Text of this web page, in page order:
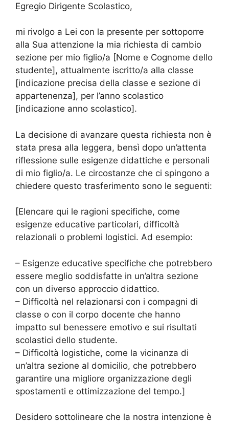
Egregio Dirigente Scolastico,
mi rivolgo a Lei con la presente per sottoporre
alla Sua attenzione la mia richiesta di cambio
sezione per mio figlio/a [Nome e Cognome dello
studente], attualmente iscritto/a alla classe
[indicazione precisa della classe e sezione di
appartenenza], per l’anno scolastico
[indicazione anno scolastico].
La decisione di avanzare questa richiesta non è
stata presa alla leggera, bensì dopo un’attenta
riflessione sulle esigenze didattiche e personali
di mio figlio/a. Le circostanze che ci spingono a
chiedere questo trasferimento sono le seguenti:
[Elencare qui le ragioni specifiche, come
esigenze educative particolari, difficoltà
relazionali o problemi logistici. Ad esempio:
– Esigenze educative specifiche che potrebbero
essere meglio soddisfatte in un’altra sezione
con un diverso approccio didattico.
– Difficoltà nel relazionarsi con i compagni di
classe o con il corpo docente che hanno
impatto sul benessere emotivo e sui risultati
scolastici dello studente.
– Difficoltà logistiche, come la vicinanza di
un’altra sezione al domicilio, che potrebbero
garantire una migliore organizzazione degli
spostamenti e ottimizzazione del tempo.]
Desidero sottolineare che la nostra intenzione è